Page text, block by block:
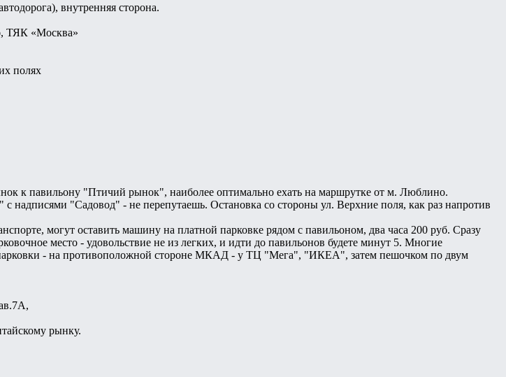
внутренняя сторона.
ТЯК «Москва»
полях
к павильону "Птичий рынок", наиболее оптимально ехать на маршрутке от м. Люблино.
надписями "Садовод" - не перепутаешь. Остановка со стороны ул. Верхние поля, как раз напротив
могут оставить машину на платной парковке рядом с павильоном, два часа 200 руб. Сразу
место - удовольствие не из легких, и идти до павильонов будете минут 5. Многие
- на противоположной стороне МКАД - у ТЦ "Мега", "ИКЕА", затем пешочком по двум
рынку.